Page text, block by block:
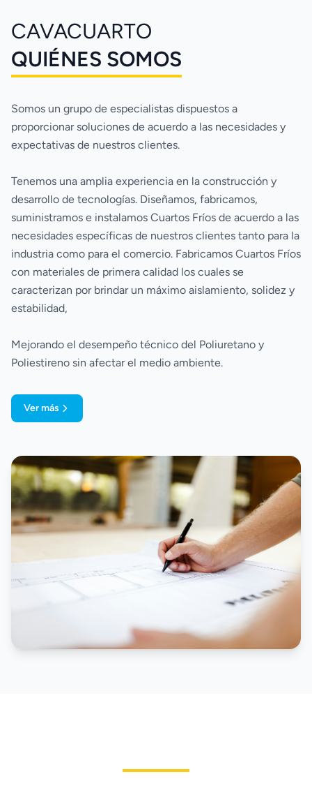
CAVACUARTO
QUIÉNES SOMOS
Somos un grupo de especialistas dispuestos a
proporcionar soluciones de acuerdo a las necesidades y
Tenemos una amplia experiencia en la construcción y
desarrollo de tecnologías. Diseñamos, fabricamos,
suministramos e instalamos Cuartos Fríos de acuerdo a las
necesidades específicas de nuestros clientes tanto para la
industria como para el comercio. Fabricamos Cuartos Fríos
con materiales de primera calidad los cuales se
caracterizan por brindar un máximo aislamiento, solidez y
Mejorando el desempeño técnico del Poliuretano y
Poliestireno sin afectar el medio ambiente.
Ver más